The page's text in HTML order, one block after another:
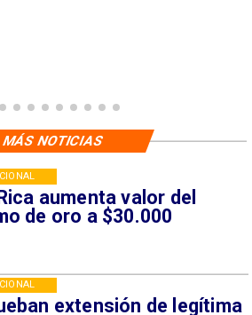
aumenta valor del
de oro a $30.000
extensión de legítima
MÁS NOTICIAS